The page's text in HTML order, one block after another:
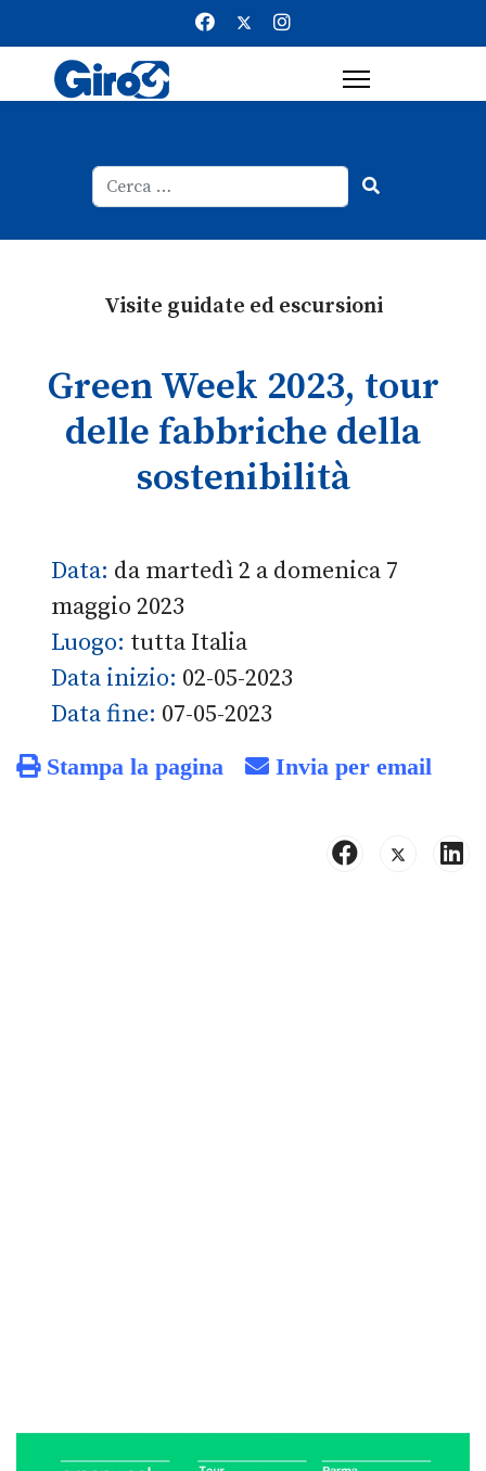
Visite guidate ed escursioni
Green Week 2023, tour
delle fabbriche della
sostenibilità
Data: da martedì 2 a domenica 7
maggio 2023
Luogo: tutta Italia
Data inizio: 02-05-2023
Data fine: 07-05-2023
Stampa la pagina Invia per email